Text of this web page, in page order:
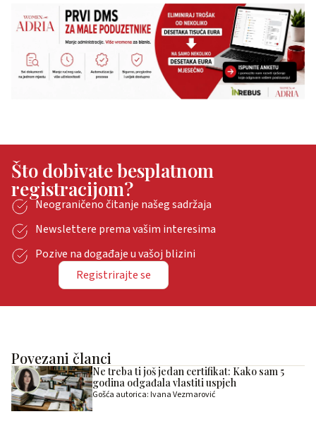
Što dobivate besplatnom
registracijom?
Neograničeno čitanje našeg sadržaja
Newslettere prema vašim interesima
Pozive na događaje u vašoj blizini
Registrirajte se
Povezani članci
Ne treba ti još jedan certifikat: Kako sam 5
godina odgađala vlastiti uspjeh
Gošća autorica: Ivana Vezmarović